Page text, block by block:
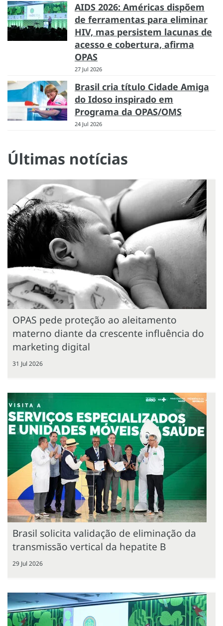
AIDS 2026: Américas dispõem
de ferramentas para eliminar
HIV, mas persistem lacunas de
acesso e cobertura, afirma
OPAS
27 Jul 2026
Brasil cria título Cidade Amiga
do Idoso inspirado em
Programa da OPAS/OMS
24 Jul 2026
Últimas notícias
OPAS pede proteção ao aleitamento
materno diante da crescente influência do
marketing digital
31 Jul 2026
Brasil solicita validação de eliminação da
transmissão vertical da hepatite B
29 Jul 2026